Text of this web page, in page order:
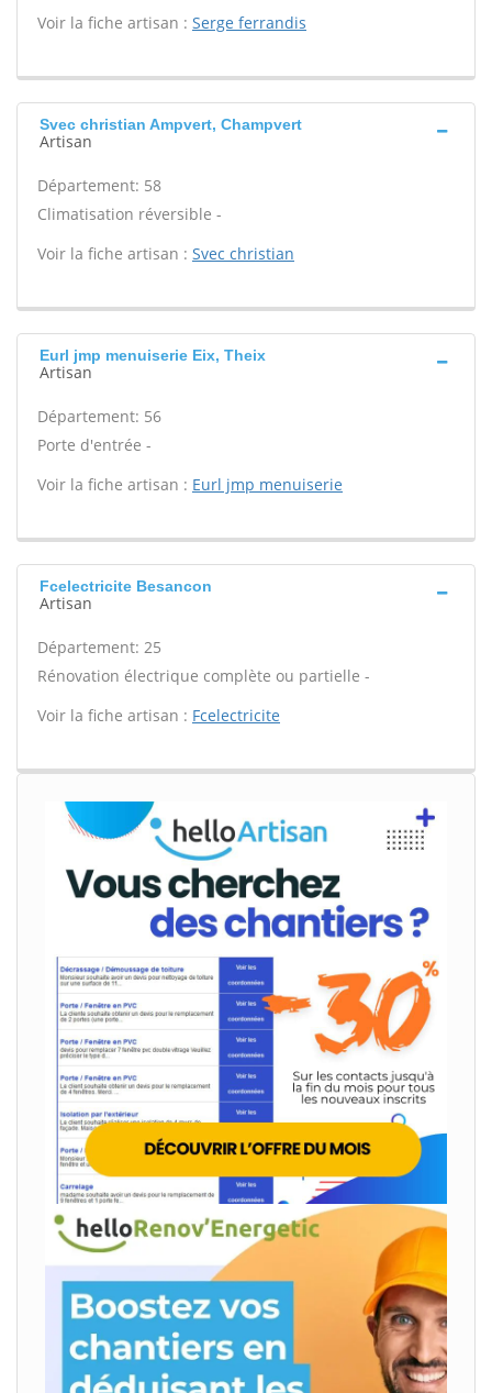
Voir la fiche artisan : Serge ferrandis
Svec christian Ampvert, Champvert
Artisan
Département: 58
Climatisation réversible -
Voir la fiche artisan : Svec christian
Eurl jmp menuiserie Eix, Theix
Artisan
Département: 56
Porte d'entrée -
Voir la fiche artisan : Eurl jmp menuiserie
Fcelectricite Besancon
Artisan
Département: 25
Rénovation électrique complète ou partielle -
Voir la fiche artisan : Fcelectricite